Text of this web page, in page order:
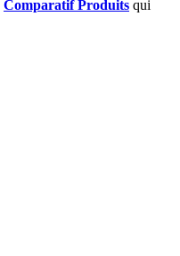
Comparatif Produits qui